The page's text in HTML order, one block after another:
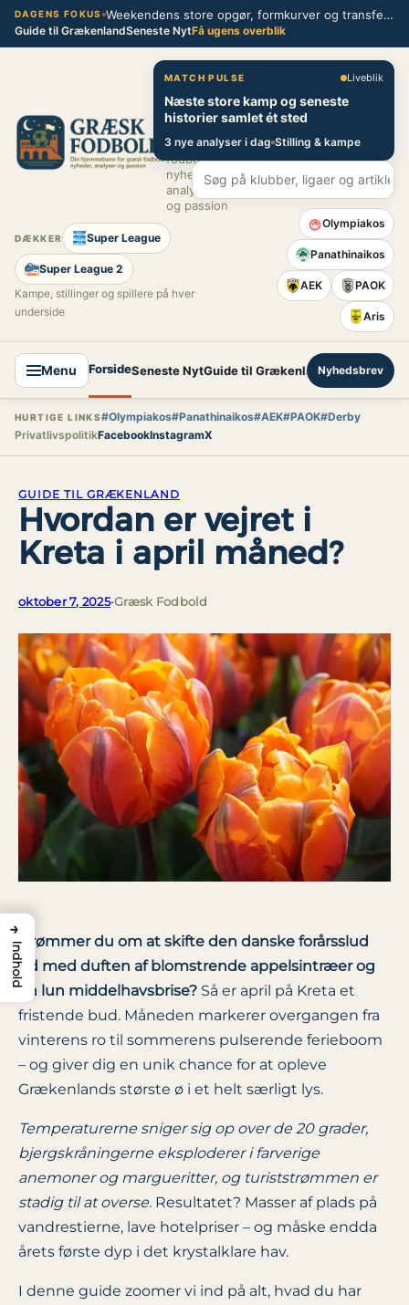
Spring
DAGENS FOKUS Weekendens store opgør, formkurver og transferblik fra græsk fodbold
Guide til GrækenlandSeneste NytFå ugens overblik
Græsk Fodbold
Din
hjemmebane
for græsk
fodbold –
nyheder,
analyser
og passion
DÆKKER Super League
Super League 2
Kampe, stillinger og spillere på hver
underside
MATCH PULSE Liveblik
Næste store kamp og seneste
historier samlet ét sted
3 nye analyser i dag Stilling & kampe
Olympiakos
Panathinaikos
AEK PAOK
Aris
Menu ForsideSeneste NytGuide til GrækenlandSuper League
Nyhedsbrev
HURTIGE LINKS#Olympiakos#Panathinaikos#AEK#PAOK#Derby
PrivatlivspolitikFacebookInstagramX
GUIDE TIL GRÆKENLAND
Hvordan er vejret i
Kreta i april måned?
oktober 7, 2025•Græsk Fodbold
Drømmer du om at skifte den danske forårsslud
ud med duften af blomstrende appelsintræer og
en lun middelhavsbrise? Så er april på Kreta et
fristende bud. Måneden markerer overgangen fra
vinterens ro til sommerens pulserende ferieboom
– og giver dig en unik chance for at opleve
Grækenlands største ø i et helt særligt lys.
Temperaturerne sniger sig op over de 20 grader,
bjergskråningerne eksploderer i farverige
anemoner og margueritter, og turiststrømmen er
stadig til at overse. Resultatet? Masser af plads på
vandrestierne, lave hotelpriser – og måske endda
årets første dyp i det krystalklare hav.
I denne guide zoomer vi ind på alt, hvad du har
→
Indhold